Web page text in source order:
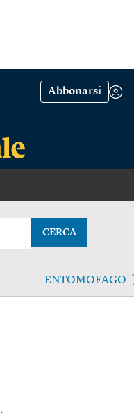
Abbonarsi
CERCA
ENTOMOFAGO